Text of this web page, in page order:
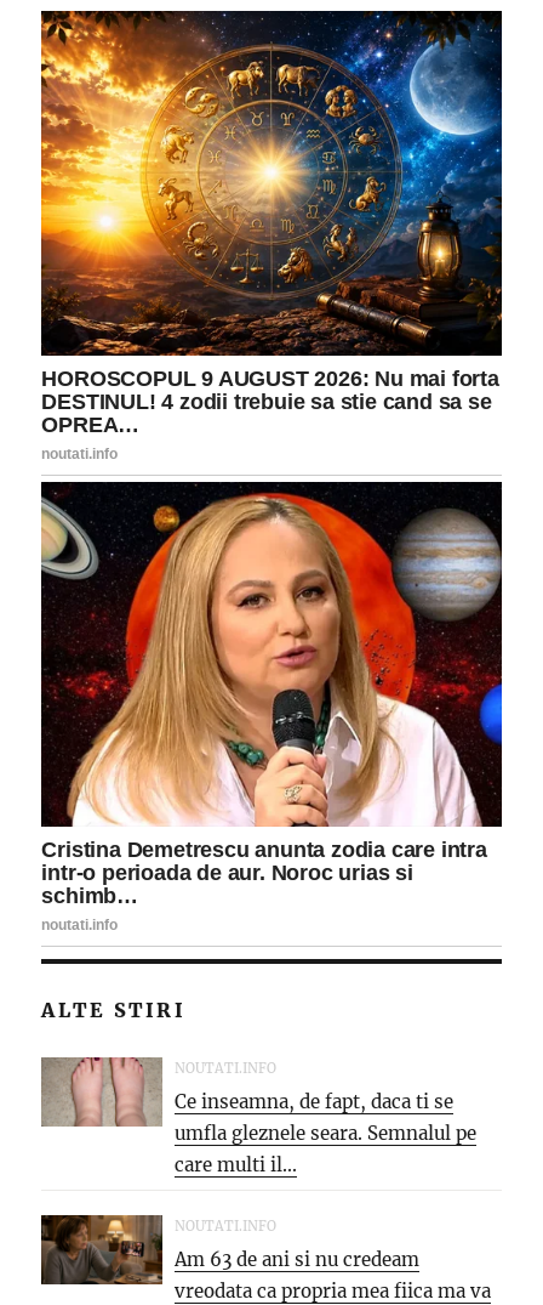
ALTE STIRI
NOUTATI.INFO
Ce inseamna, de fapt, daca ti se
umfla gleznele seara. Semnalul pe
care multi il...
NOUTATI.INFO
Am 63 de ani si nu credeam
vreodata ca propria mea fiica ma va